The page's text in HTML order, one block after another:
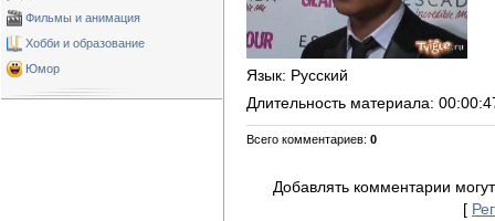
Фильмы и анимация
Хобби и образование
Юмор
Язык: Русский
Длительность материала:
Всего комментариев: 0
Добавлять комментарии
[